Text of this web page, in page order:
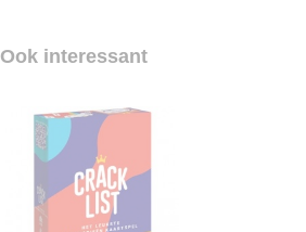
Ook interessant